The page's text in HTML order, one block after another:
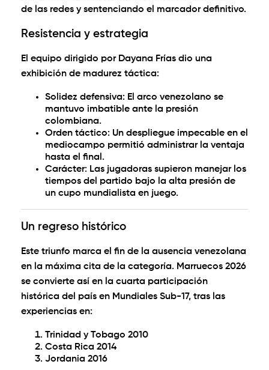
de las redes y sentenciando el marcador definitivo.
Resistencia y estrategia
El equipo dirigido por Dayana Frías dio una
exhibición de madurez táctica:
Solidez defensiva: El arco venezolano se
mantuvo imbatible ante la presión
colombiana.
Orden táctico: Un despliegue impecable en el
mediocampo permitió administrar la ventaja
hasta el final.
Carácter: Las jugadoras supieron manejar los
tiempos del partido bajo la alta presión de
un cupo mundialista en juego.
Un regreso histórico
Este triunfo marca el fin de la ausencia venezolana
en la máxima cita de la categoría. Marruecos 2026
se convierte así en la cuarta participación
histórica del país en Mundiales Sub-17, tras las
experiencias en:
Trinidad y Tobago 2010
Costa Rica 2014
Jordania 2016